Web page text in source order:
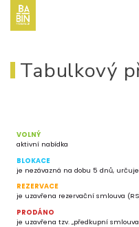
Tabulkový
VOLNÝ
aktivní nabídka
BLOKACE
je nezávazná na dobu 5 dnů,
REZERVACE
je uzavřena rezervační smlouva
PRODÁNO
je uzavřena tzv. „předkupní